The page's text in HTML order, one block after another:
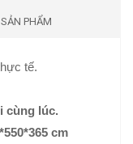
PHẨM
tế.
cùng lúc.
cm